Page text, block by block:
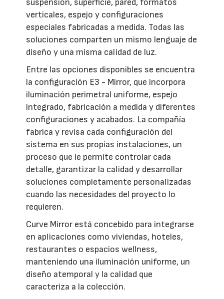
suspensión, superficie, pared, formatos
verticales, espejo y configuraciones
especiales fabricadas a medida. Todas las
soluciones comparten un mismo lenguaje de
diseño y una misma calidad de luz.
Entre las opciones disponibles se encuentra
la configuración E3 - Mirror, que incorpora
iluminación perimetral uniforme, espejo
integrado, fabricación a medida y diferentes
configuraciones y acabados. La compañía
fabrica y revisa cada configuración del
sistema en sus propias instalaciones, un
proceso que le permite controlar cada
detalle, garantizar la calidad y desarrollar
soluciones completamente personalizadas
cuando las necesidades del proyecto lo
requieren.
Curve Mirror está concebido para integrarse
en aplicaciones como viviendas, hoteles,
restaurantes o espacios wellness,
manteniendo una iluminación uniforme, un
diseño atemporal y la calidad que
caracteriza a la colección.